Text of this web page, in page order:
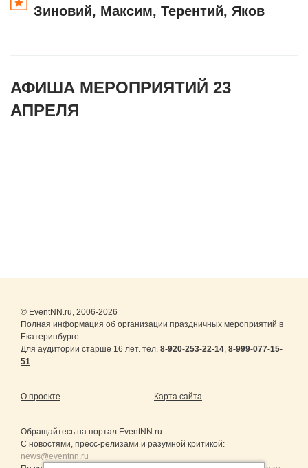
Зиновий, Максим, Терентий, Яков
АФИША МЕРОПРИЯТИЙ 23
АПРЕЛЯ
© EventNN.ru, 2006-2026
Полная информация об организации праздничных мероприятий в
Екатеринбурге.
Для аудитории старше 16 лет. тел. 8-920-253-22-14, 8-999-077-15-
51
О проекте Карта сайта
Обращайтесь на портал EventNN.ru:
С новостями, пресс-релизами и разумной критикой:
news@eventnn.ru